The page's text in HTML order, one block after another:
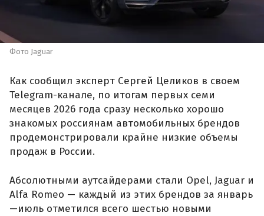
Фото Jaguar
Как сообщил эксперт Сергей Целиков в своем
Telegram-канале, по итогам первых семи
месяцев 2026 года сразу несколько хорошо
знакомых россиянам автомобильных брендов
продемонстрировали крайне низкие объемы
продаж в России.
Абсолютными аутсайдерами стали Opel, Jaguar и
Alfa Romeo — каждый из этих брендов за январь
—июль отметился всего шестью новыми